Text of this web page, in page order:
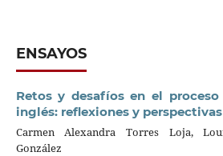
ENSAYOS
Retos y desafíos en el
inglés: reflexiones y perspectivas
Carmen Alexandra Torres Loja,
González